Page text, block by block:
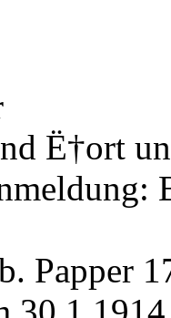
Ë†ort
Papper